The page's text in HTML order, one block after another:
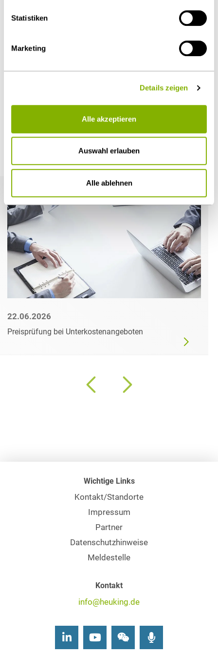
Statistiken
Marketing
Details zeigen
Alle akzeptieren
Auswahl erlauben
Alle ablehnen
Diesen Artikel teilen
Weitere Artikel
22.06.2026
Preisprüfung bei Unterkostenangeboten
Wichtige Links
Kontakt/Standorte
Impressum
Partner
Datenschutzhinweise
Meldestelle
Kontakt
info@heuking.de
LinkedInYoutubeWechat